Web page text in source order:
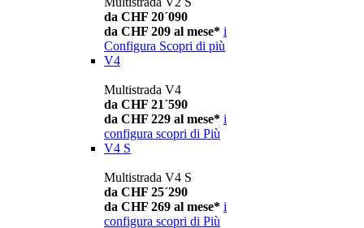
da CHF 20´090
da CHF 209 al mese* i
Configura Scopri di più
V4
Multistrada V4
da CHF 21´590
da CHF 229 al mese* i
configura scopri di Più
V4 S
Multistrada V4 S
da CHF 25´290
da CHF 269 al mese* i
configura scopri di Più